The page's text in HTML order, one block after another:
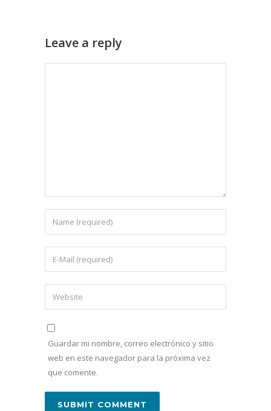
Leave a reply
Guardar mi nombre, correo electrónico y sitio
web en este navegador para la próxima vez
que comente.